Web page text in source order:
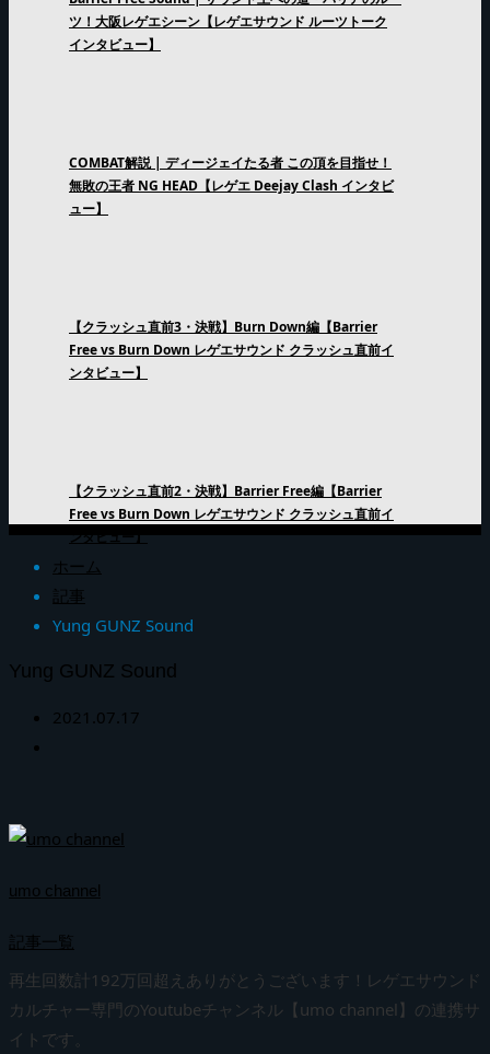
ツ！大阪レゲエシーン【レゲエサウンド ルーツトーク
インタビュー】
COMBAT解説 | ディージェイたる者 この頂を目指せ！
無敗の王者 NG HEAD【レゲエ Deejay Clash インタビ
ュー】
【クラッシュ直前3・決戦】Burn Down編【Barrier
Free vs Burn Down レゲエサウンド クラッシュ直前イ
ンタビュー】
【クラッシュ直前2・決戦】Barrier Free編【Barrier
Free vs Burn Down レゲエサウンド クラッシュ直前イ
ンタビュー】
ホーム
記事
Yung GUNZ Sound
Yung GUNZ Sound
2021.07.17
umo channel
記事一覧
再生回数計192万回超えありがとうございます！レゲエサウンド
カルチャー専門のYoutubeチャンネル【umo channel】の連携サ
イトです。